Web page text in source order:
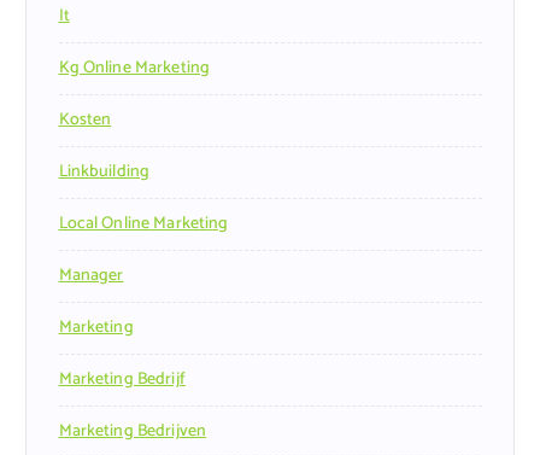
It
Kg Online Marketing
Kosten
Linkbuilding
Local Online Marketing
Manager
Marketing
Marketing Bedrijf
Marketing Bedrijven